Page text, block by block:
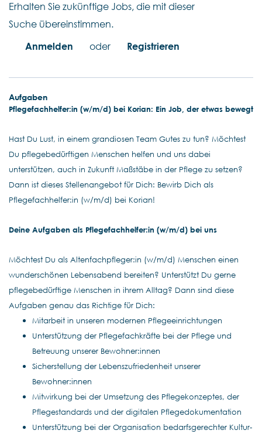
Erhalten Sie zukünftige Jobs, die mit dieser
Suche übereinstimmen.
Anmelden
oder Registrieren
Aufgaben
Pflegefachhelfer:in (w/m/d) bei Korian: Ein Job, der etwas bewegt
Hast Du Lust, in einem grandiosen Team Gutes zu tun? Möchtest
Du pflegebedürftigen Menschen helfen und uns dabei
unterstützen, auch in Zukunft Maßstäbe in der Pflege zu setzen?
Dann ist dieses Stellenangebot für Dich: Bewirb Dich als
Pflegefachhelfer:in (w/m/d) bei Korian!
Deine Aufgaben als Pflegefachhelfer:in (w/m/d) bei uns
Möchtest Du als Altenfachpfleger:in (w/m/d) Menschen einen
wunderschönen Lebensabend bereiten? Unterstützt Du gerne
pflegebedürftige Menschen in ihrem Alltag? Dann sind diese
Aufgaben genau das Richtige für Dich:
Mitarbeit in unseren modernen Pflegeeinrichtungen
Unterstützung der Pflegefachkräfte bei der Pflege und
Betreuung unserer Bewohner:innen
Sicherstellung der Lebenszufriedenheit unserer
Bewohner:innen
Mitwirkung bei der Umsetzung des Pflegekonzeptes, der
Pflegestandards und der digitalen Pflegedokumentation
Unterstützung bei der Organisation bedarfsgerechter Kultur-